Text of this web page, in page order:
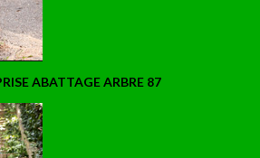
ABATTAGE ARBRE 87